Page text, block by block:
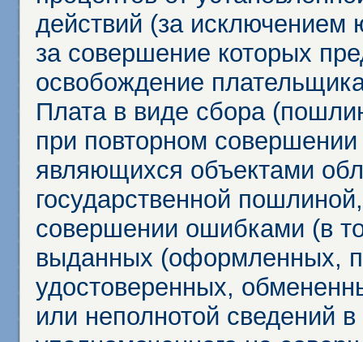
действий (за исключением
за совершение которых
освобождение
Плата в виде сбора
при повторном
являющихся объектами
государственной
совершении ошибками (в
выданных (оформленных,
удостоверенных,
или неполнотой сведений